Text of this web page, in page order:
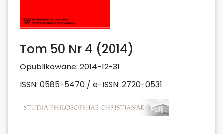
Tom 50 Nr 4 (2014)
Opublikowane: 2014-12-31
ISSN: 0585-5470 / e-ISSN: 2720-0531